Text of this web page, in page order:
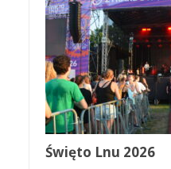
Święto Lnu 2026